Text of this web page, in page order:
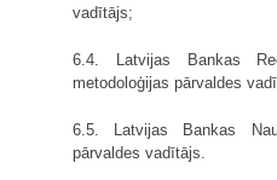
vadītājs;
6.4. Latvijas Bankas
metodoloģijas pārvaldes
6.5. Latvijas Bankas
pārvaldes vadītājs.